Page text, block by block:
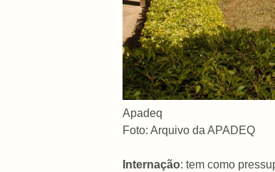
Apadeq
Foto: Arquivo da APADEQ
Internação: tem como